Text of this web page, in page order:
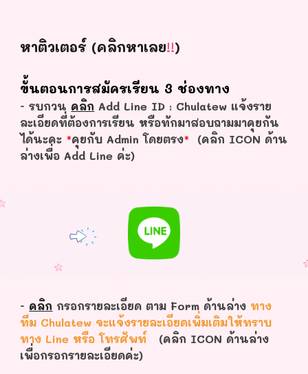
หาติวเตอร์ (คลิกหาเลย!!)
ขั้นตอนการสมัครเรียน 3 ช่องทาง
- รบกวน คลิก Add Line ID : Chulatew แจ้งราย
ละเอียดที่ต้องการเรียน หรือทักมาสอบถามมาคุยกัน
ได้นะคะ *คุยกับ Admin โดยตรง* (คลิก ICON ด้าน
ล่างเพื่อ Add Line ค่ะ)
- คลิก กรอกรายละเอียด ตาม Form ด้านล่าง ทาง
ทีม Chulatew จะแจ้งรายละเอียดเพิ่มเติมให้ทราบ
ทาง Line หรือ โทรศัพท์
(คลิก ICON ด้านล่าง
เพื่อกรอกรายละเอียดค่ะ)